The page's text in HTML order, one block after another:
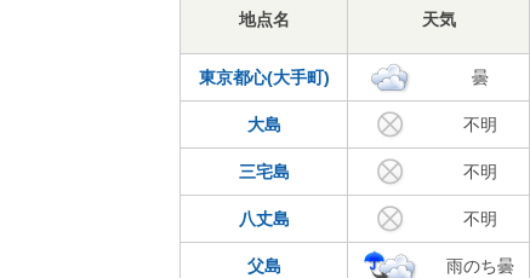
地点名 天気
東京都心(大手町) 曇
大島 不明
三宅島 不明
八丈島 不明
父島 雨のち曇